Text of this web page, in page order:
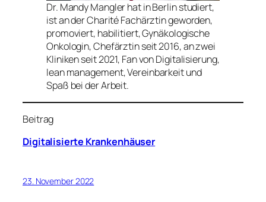
Dr. Mandy Mangler hat in Berlin studiert,
ist an der Charité Fachärztin geworden,
promoviert, habilitiert, Gynäkologische
Onkologin, Chefärztin seit 2016, an zwei
Kliniken seit 2021, Fan von Digitalisierung,
lean management, Vereinbarkeit und
Spaß bei der Arbeit.
Beitrag
Digitalisierte Krankenhäuser
23. November 2022